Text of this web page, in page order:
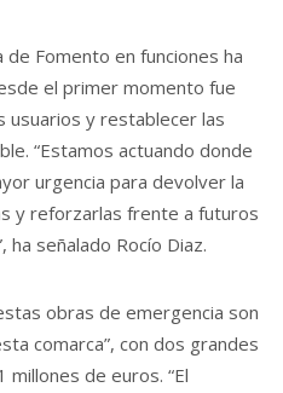
Fomento en funciones ha
el primer momento fue
usuarios y restablecer las
“Estamos actuando donde
urgencia para devolver la
y reforzarlas frente a futuros
ha señalado Rocío Diaz.
obras de emergencia son
comarca”, con dos grandes
de euros. “El